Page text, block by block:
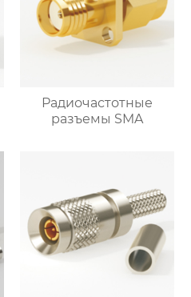
Радиочастотные
разъемы SMA